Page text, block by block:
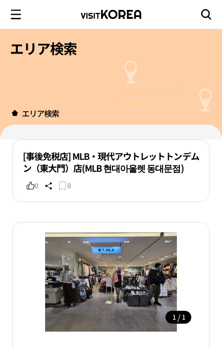
エリア検索
エリア検索
[事後免税店] MLB・現代アウトレットトンデム
ン（東大門）店(MLB 현대아울렛 동대문점)
0 0
1 / 1